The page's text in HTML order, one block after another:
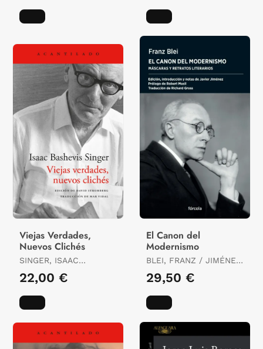
Viejas Verdades,
Nuevos Clichés
SINGER, ISAAC
BASHEVIS
22,00 €
El Canon del
Modernismo
BLEI, FRANZ / JIMÉNEZ
RUBIO, FRANCISCO
JAVIER
29,50 €